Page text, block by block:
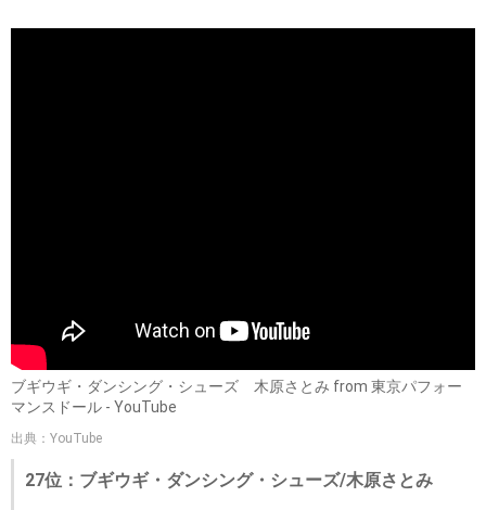
ブギウギ・ダンシング・シューズ 木原さとみ from 東京パフォー
マンスドール - YouTube
出典：YouTube
27位：ブギウギ・ダンシング・シューズ/木原さとみ